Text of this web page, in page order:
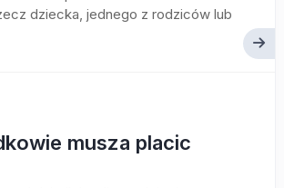
dziecka, jednego z rodziców lub
musza placic